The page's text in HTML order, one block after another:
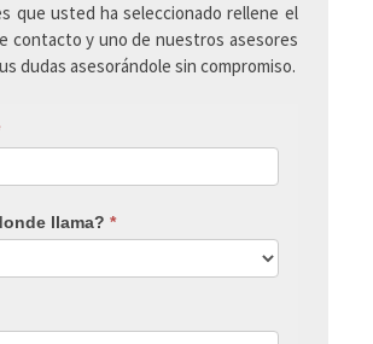
que usted ha seleccionado rellene el
contacto y uno de nuestros asesores
dudas asesorándole sin compromiso.
llama?*